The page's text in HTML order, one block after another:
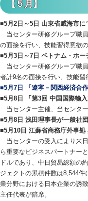
【５月】
■5月2日～5日 山東省威海市に
当センター研修グループ職
の面接を行い、技能習得意欲
■5月3日～7日 ベトナム・ホ
当センター研修グループ職
者計9名の面接を行い、技能習
■5月7日 「遼寧－関西経済合
■5月8日 「第3回 中国国際輸
当センター主催、当センタ
■5月8日 浅田理事長が一般社
■5月10日 江蘇省商務庁外事
当センターの受入により来
ら重要なビジネスパートナー
ドルであり、中日貿易総額の
ジェクトの累積件数は8,544
業分野における日本企業の誘
主任代表が陪席。